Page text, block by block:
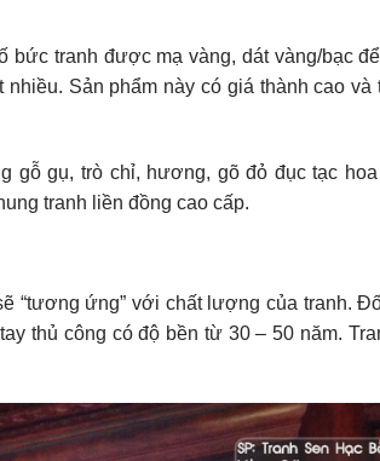
bức tranh được mạ vàng, dát vàng/bạc
Sản phẩm này có giá thành cao
gỗ gụ, trò chỉ, hương, gõ đỏ đục tạc
tranh liền đồng cao cấp.
“tương ứng” với chất lượng của tranh.
thủ công có độ bền từ 30 – 50 năm.